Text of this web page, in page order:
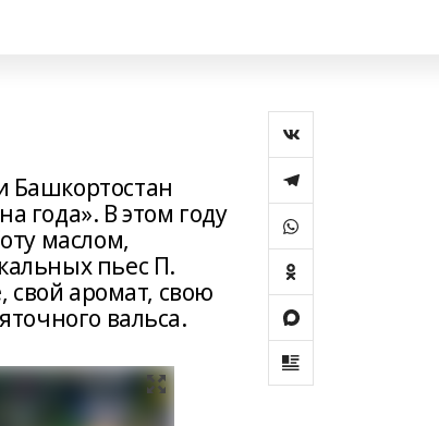
Башкортостан
года». В этом году
маслом,
пьес П.
свой аромат, свою
вальса.